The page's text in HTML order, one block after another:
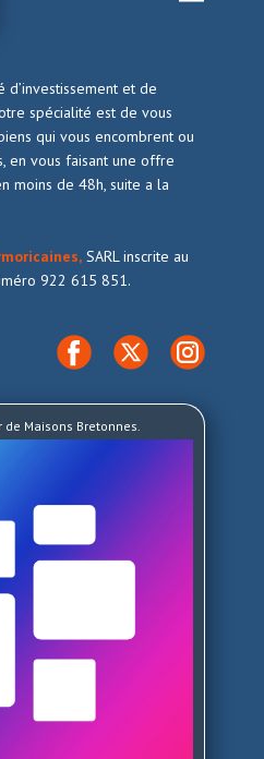
d’investissement et de
spécialité est de vous
qui vous encombrent ou
en vous faisant une offre
moins de 48h, suite a la
SARL inscrite au
922 615 851.
Maisons Bretonnes.